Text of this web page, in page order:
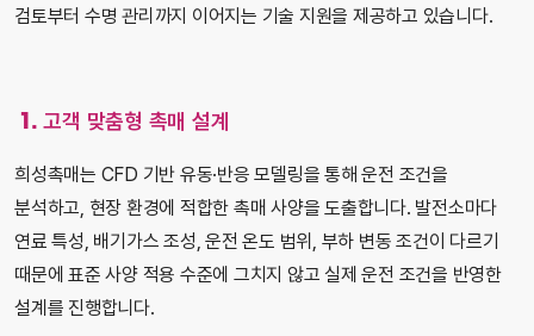
검토부터 수명 관리까지 이어지는 기술 지원을 제공하고 있습니다.
1. 고객 맞춤형 촉매 설계
희성촉매는 CFD 기반 유동·반응 모델링을 통해 운전 조건을
분석하고, 현장 환경에 적합한 촉매 사양을 도출합니다. 발전소마다
연료 특성, 배기가스 조성, 운전 온도 범위, 부하 변동 조건이 다르기
때문에 표준 사양 적용 수준에 그치지 않고 실제 운전 조건을 반영한
설계를 진행합니다.